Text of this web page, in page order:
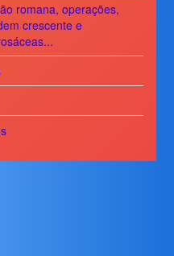
romana, operações,
crescente e